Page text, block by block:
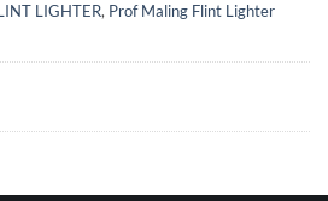
LIGHTER, Prof Maling Flint Lighter